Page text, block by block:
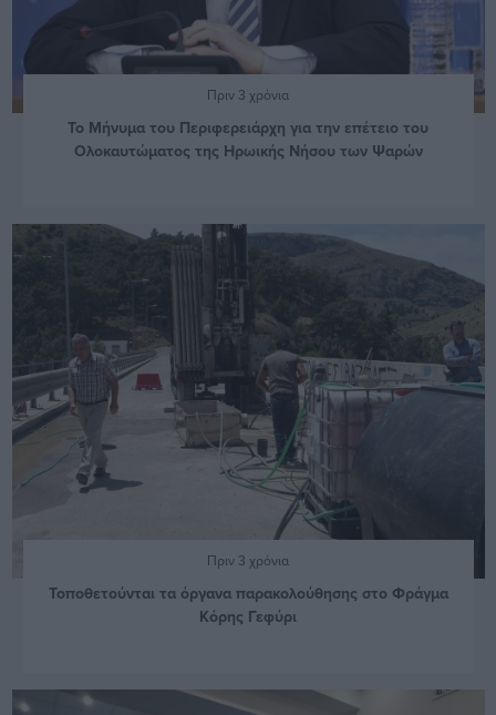
Πριν 3 χρόνια
Το Μήνυμα του Περιφερειάρχη για την επέτειο του
Ολοκαυτώματος της Ηρωικής Νήσου των Ψαρών
Πριν 3 χρόνια
Τοποθετούνται τα όργανα παρακολούθησης στο Φράγμα
Κόρης Γεφύρι